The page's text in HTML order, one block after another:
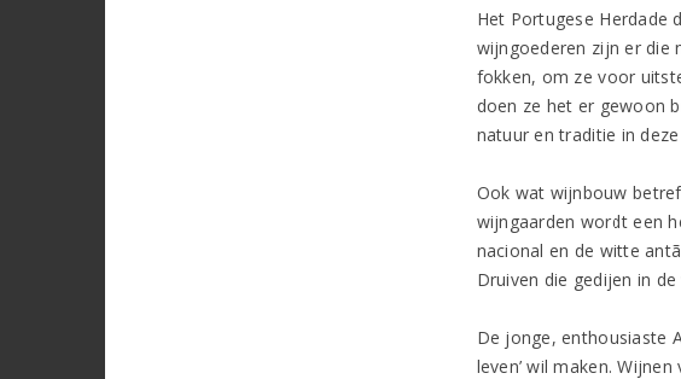
Het Portugese Herdade
wijngoederen zijn er die
fokken, om ze voor
doen ze het er gewoon
natuur en traditie in
Ook wat wijnbouw
wijngaarden wordt een
nacional en de witte
Druiven die gedijen in
De jonge, enthousiaste
leven’ wil maken.